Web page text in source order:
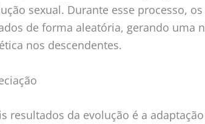
sexual. Durante esse processo,
de forma aleatória, gerando uma
nos descendentes.
resultados da evolução é a